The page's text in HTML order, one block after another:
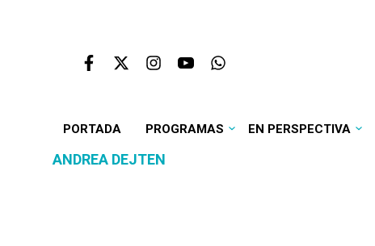
PORTADA PROGRAMAS EN PERSPECTIVA
ANDREA DEJTEN